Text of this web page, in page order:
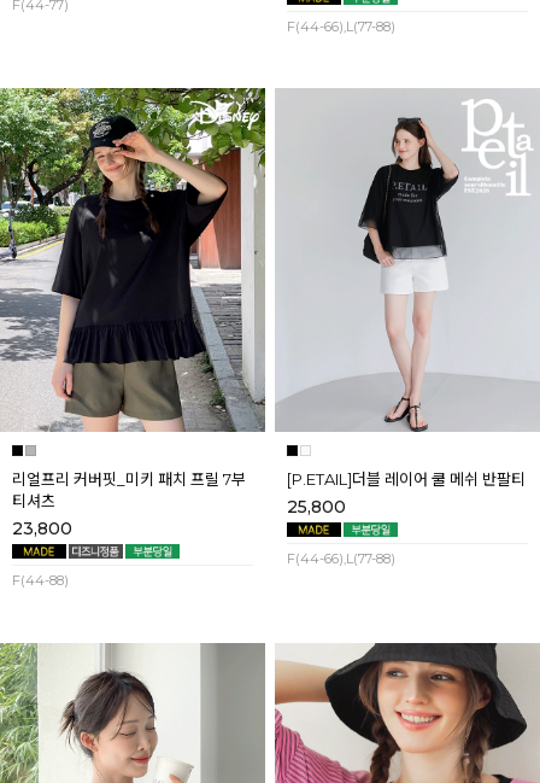
F(44-77)
F(44-66),L(77-88)
리얼프리 커버핏_미키 패치 프릴 7부
티셔츠
23,800
F(44-88)
[P.ETAIL]더블 레이어 쿨 메쉬 반팔티
25,800
F(44-66),L(77-88)